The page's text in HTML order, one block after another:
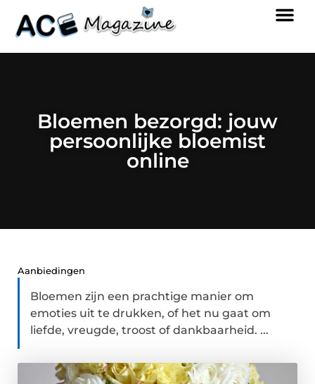
Bloemen bezorgd: jouw
persoonlijke bloemist
online
Aanbiedingen
Bloemen zijn een prachtige manier om
emoties uit te drukken, of het nu gaat om
liefde, vreugde, troost of dankbaarheid. ...